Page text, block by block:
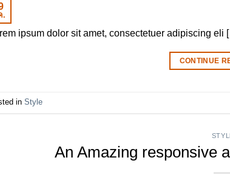
.
ipsum dolor sit amet, consectetuer adipiscing eli
CONTINUE
in Style
An Amazing responsive